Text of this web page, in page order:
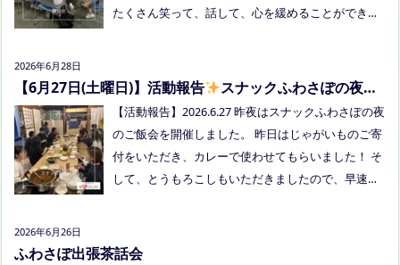
たくさん笑って、話して、心を緩めることができま
ご予約してくださいね。
2026年6月28日
【6月27日(土曜日)】活動報告
スナックふわさぽの夜の
ご飯会を開催しました【活動報告】2026.6.27 昨夜はスナックふわさぽの夜
のご飯会を開催しました。 昨日はじゃがいものご寄
付をいただき、カレーで使わせてもらいました！ そ
して、とうもろこしもいただきましたので、早速茹
多く、お母さまの困ってる、だけではなく、ご家族
2026年6月26日
ふわさぽ出張茶話会